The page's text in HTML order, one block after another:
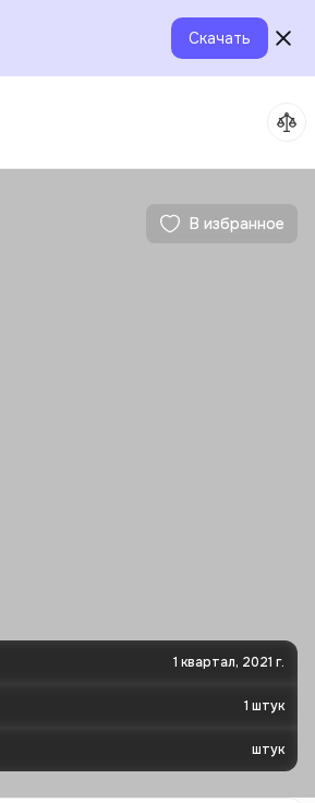
Скачать
В избранное
1 квартал, 2021 г.
1 штук
штук